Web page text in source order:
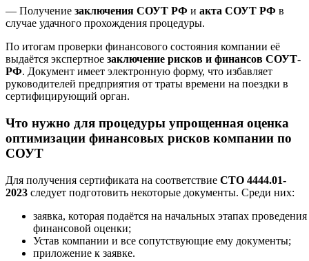
— Получение заключения СОУТ РФ и акта СОУТ РФ в
случае удачного прохождения процедуры.
По итогам проверки финансового состояния компании её
выдаётся экспертное заключение рисков и финансов СОУТ-
РФ. Документ имеет электронную форму, что избавляет
руководителей предприятия от траты времени на поездки в
сертифицирующий орган.
Что нужно для процедуры упрощенная оценка
оптимизации финансовых рисков компании по
СОУТ
Для получения сертификата на соответствие СТО 4444.01-
2023 следует подготовить некоторые документы. Среди них:
заявка, которая подаётся на начальных этапах проведения
финансовой оценки;
Устав компании и все сопутствующие ему документы;
приложение к заявке.